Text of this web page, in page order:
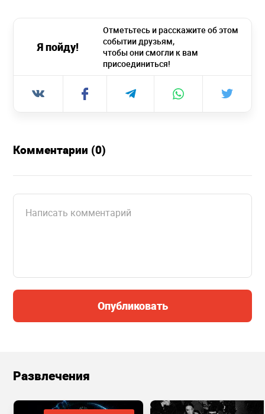
Я пойду!
Отметьтесь и расскажите об этом
событии друзьям,
чтобы они смогли к вам
присоединиться!
Комментарии (0)
Опубликовать
Развлечения